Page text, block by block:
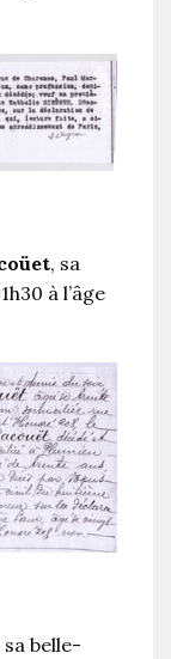
, sa
à l’âge
sa belle-